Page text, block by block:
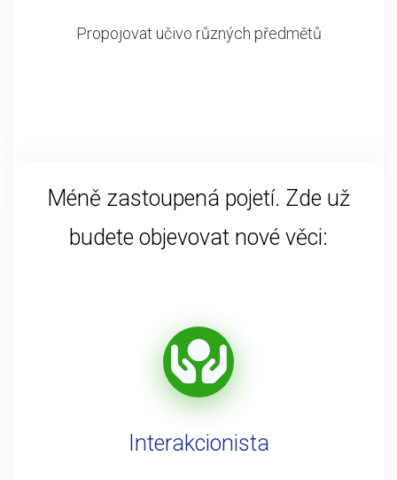
Propojovat učivo různých předmětů
Méně zastoupená pojetí. Zde už
budete objevovat nové věci:
Interakcionista